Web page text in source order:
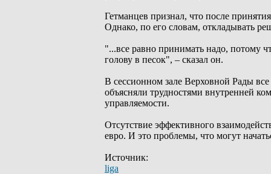
Гетманцев признал, что после
Однако, по его словам, откладывать
"...все равно принимать надо, потому
голову в песок", – сказал он.
В сессионном зале Верховной Рады
объясняли трудностями внутренней
управляемости.
Отсутствие эффективного
евро. И это проблемы, что могут
Источник:
liga